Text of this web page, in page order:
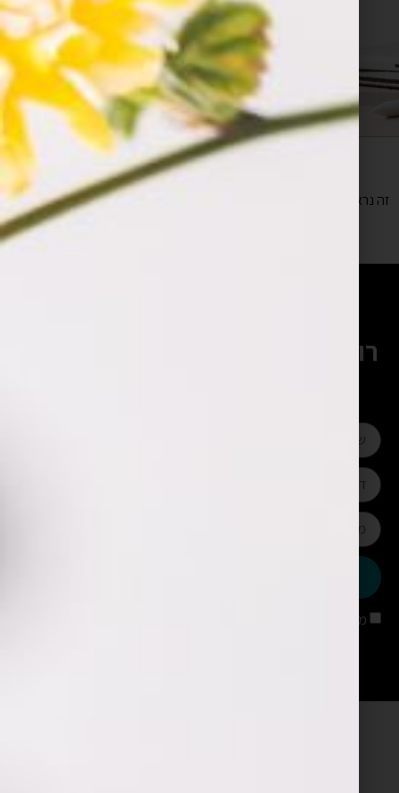
iphone app development
זה נראה שאנחנו לא מצליחים למצוא מה שחיפשת.
רוצים להתייעץ עם המומחים שלנו?
מאשר/ת קבלת עדכונים מאתר שימארה